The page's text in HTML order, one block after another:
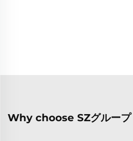
Why choose SZグループ